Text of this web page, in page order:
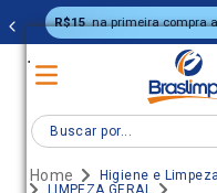
.
R$15 na primeira compra
Buscar por...
Higiene e Limpeza